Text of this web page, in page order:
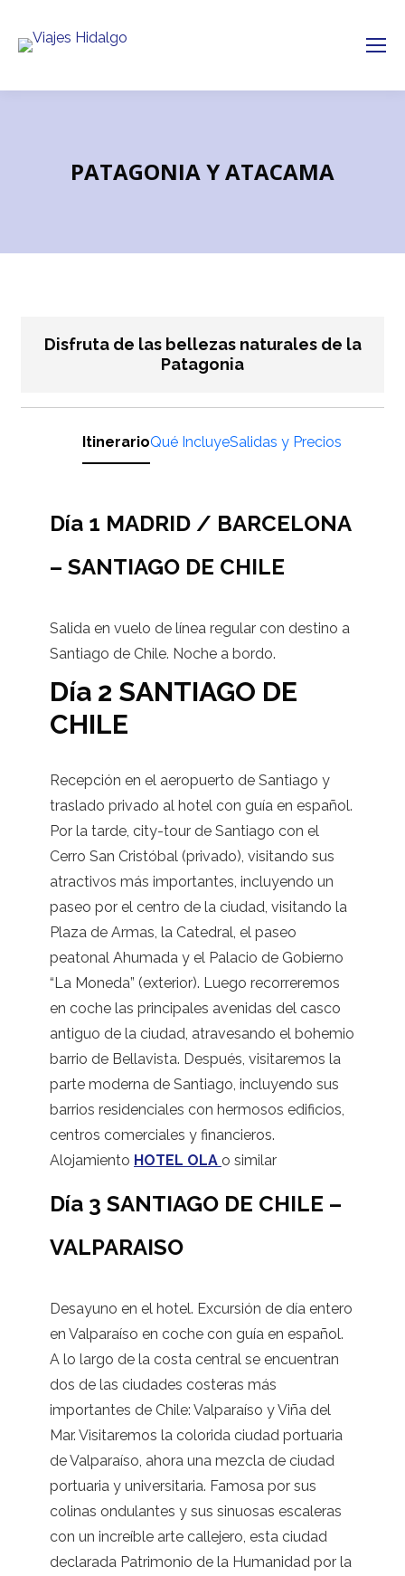
PATAGONIA Y ATACAMA
Disfruta de las bellezas naturales de la
Patagonia
ItinerarioQué IncluyeSalidas y Precios
Día 1 MADRID / BARCELONA
– SANTIAGO DE CHILE
Salida en vuelo de línea regular con destino a
Santiago de Chile. Noche a bordo.
Día 2 SANTIAGO DE
CHILE
Recepción en el aeropuerto de Santiago y
traslado privado al hotel con guía en español.
Por la tarde, city-tour de Santiago con el
Cerro San Cristóbal (privado), visitando sus
atractivos más importantes, incluyendo un
paseo por el centro de la ciudad, visitando la
Plaza de Armas, la Catedral, el paseo
peatonal Ahumada y el Palacio de Gobierno
“La Moneda” (exterior). Luego recorreremos
en coche las principales avenidas del casco
antiguo de la ciudad, atravesando el bohemio
barrio de Bellavista. Después, visitaremos la
parte moderna de Santiago, incluyendo sus
barrios residenciales con hermosos edificios,
centros comerciales y financieros.
Alojamiento HOTEL OLA o similar
Día 3 SANTIAGO DE CHILE –
VALPARAISO
Desayuno en el hotel. Excursión de día entero
en Valparaíso en coche con guía en español.
A lo largo de la costa central se encuentran
dos de las ciudades costeras más
importantes de Chile: Valparaíso y Viña del
Mar. Visitaremos la colorida ciudad portuaria
de Valparaíso, ahora una mezcla de ciudad
portuaria y universitaria. Famosa por sus
colinas ondulantes y sus sinuosas escaleras
con un increíble arte callejero, esta ciudad
declarada Patrimonio de la Humanidad por la